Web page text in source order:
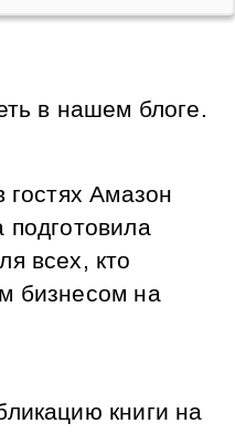
в нашем блоге.
гостях Амазон
всех, кто
бизнесом на
книги на